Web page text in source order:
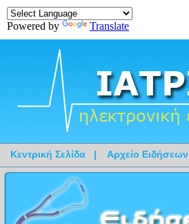
Powered by Translate
Κεντρική Σελίδα | Αρχείο Ειδήσεων